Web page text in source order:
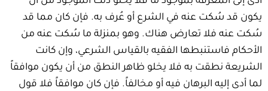
يكون قد سُكت عنه في الشرع أو عُرف به. فإن كان مما قد
سُكت عنه فلا تعارض هناك. وهو بمنزلة ما سُكت عنه من
الأحكام فاستنبطها الفقيه بالقياس الشرعي، وإن كانت
الشريعة نطقت به فلا يخلو ظاهر النطق من أن يكون موافقاً
لما أدى إليه البرهان فيه أو مخالفاً. فإن كان موافقاً فلا قول